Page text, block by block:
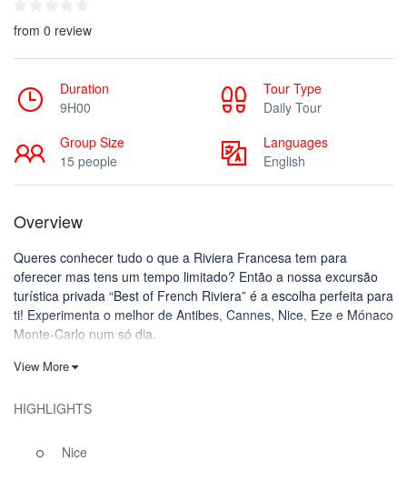
from 0 review
Duration
9H00
Tour Type
Daily Tour
Group Size
15 people
Languages
English
Overview
Queres conhecer tudo o que a Riviera Francesa tem para
oferecer mas tens um tempo limitado? Então a nossa excursão
turística privada “Best of French Riviera” é a escolha perfeita para
ti! Experimenta o melhor de Antibes, Cannes, Nice, Eze e Mónaco
Monte-Carlo num só dia.
The best of French Riviera Private Sightseeing
um conforto excecional. A partir das 9 horas, o teu motorista
View More
HIGHLIGHTS
Nice